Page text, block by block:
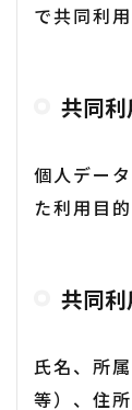
で共同利
共同
個人デー
た利用目的
共同
氏名、所
等）、住